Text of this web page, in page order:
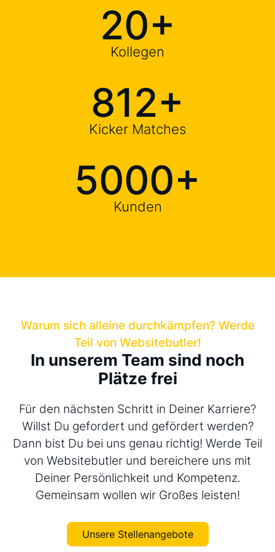
20+
Kollegen
812+
Kicker Matches
5000+
Kunden
Warum sich alleine durchkämpfen? Werde
Teil von Websitebutler!
In unserem Team sind noch
Plätze frei
Für den nächsten Schritt in Deiner Karriere?
Willst Du gefordert und gefördert werden?
Dann bist Du bei uns genau richtig! Werde Teil
von Websitebutler und bereichere uns mit
Deiner Persönlichkeit und Kompetenz.
Gemeinsam wollen wir Großes leisten!
Unsere Stellenangebote